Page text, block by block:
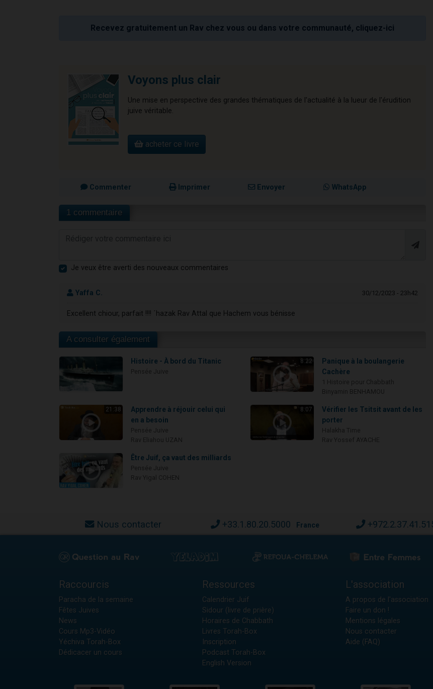
Recevez gratuitement un Rav chez vous ou dans votre communauté, cliquez-ici
Voyons plus clair
Une mise en perspective des grandes thématiques de l'actualité à la lueur de l'érudition
juive véritable.
acheter ce livre
Commenter Imprimer Envoyer WhatsApp
1 commentaire
Je veux être averti des nouveaux commentaires
Yaffa C. 30/12/2023 - 23h42
Excellent chiour, parfait !!!! ´hazak Rav Attal que Hachem vous bénisse
A consulter également
Histoire - À bord du Titanic 8:22
Panique à la boulangerie
Cachère
21:38
Apprendre à réjouir celui qui
en a besoin
8:07
Vérifier les Tsitsit avant de les
porter
Être Juif, ça vaut des milliards
Nous contacter +33.1.80.20.5000 France
Raccourcis
Paracha de la semaine
Fêtes Juives
News
Cours Mp3-Vidéo
Yéchiva Torah-Box
Dédicacer un cours
Ressources
Calendrier Juif
Sidour (livre de prière)
Horaires de Chabbath
Livres Torah-Box
Inscription
Podcast Torah-Box
English Version
L'association
A propos de l'association
Faire un don !
Mentions légales
Nous contacter
Aide (FAQ)